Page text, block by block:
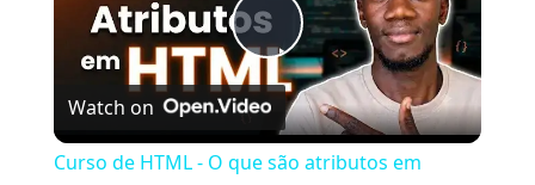
Play
Video
Watch on
Curso de HTML - O que são atributos em